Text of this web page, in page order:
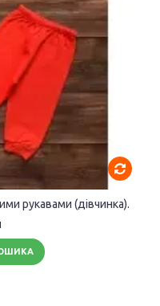
рукавами (дівчинка).